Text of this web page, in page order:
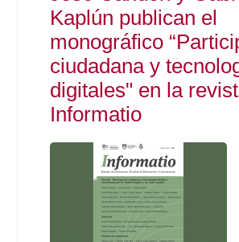
Comunicación Audiovisual
Doble Grado PER/CAV
#YoPractico
Boletines
Kaplún publican el
monográfico
ciudadana y
digitales" en la
Informatio